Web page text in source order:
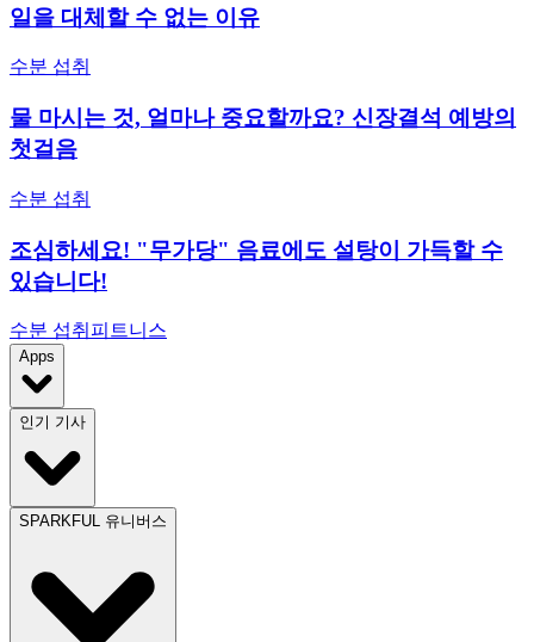
일을 대체할 수 없는 이유
수분 섭취
물 마시는 것, 얼마나 중요할까요? 신장결석 예방의
첫걸음
수분 섭취
조심하세요! "무가당" 음료에도 설탕이 가득할 수
있습니다!
수분 섭취 피트니스
Apps
인기 기사
SPARKFUL 유니버스